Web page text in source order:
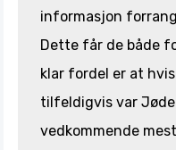
informasjon
Dette får de både
klar fordel er at
tilfeldigvis var Jøde
vedkommende